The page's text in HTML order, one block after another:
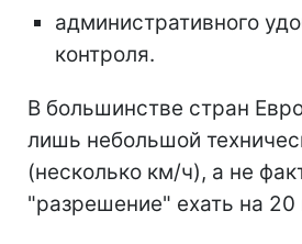
административного
контроля.
В большинстве стран
лишь небольшой
(несколько км/ч), а не
"разрешение" ехать на